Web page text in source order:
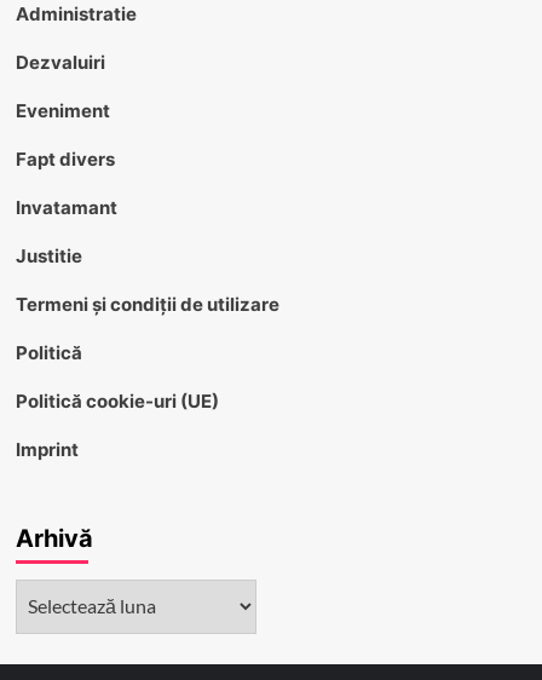
Administratie
Dezvaluiri
Eveniment
Fapt divers
Invatamant
Justitie
Termeni și condiții de utilizare
Politică
Politică cookie-uri (UE)
Imprint
Arhivă